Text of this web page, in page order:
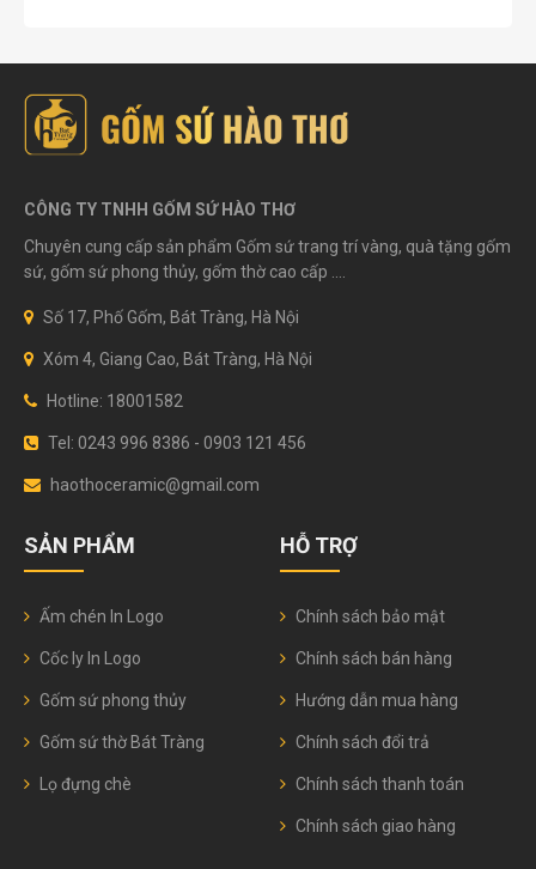
CÔNG TY TNHH GỐM SỨ HÀO THƠ
Chuyên cung cấp sản phẩm Gốm sứ trang trí vàng, quà tặng gốm
sứ, gốm sứ phong thủy, gốm thờ cao cấp ....
Số 17, Phố Gốm, Bát Tràng, Hà Nội
Xóm 4, Giang Cao, Bát Tràng, Hà Nội
Hotline: 18001582
Tel: 0243 996 8386 - 0903 121 456
haothoceramic@gmail.com
SẢN PHẨM
Ấm chén In Logo
Cốc ly In Logo
Gốm sứ phong thủy
Gốm sứ thờ Bát Tràng
Lọ đựng chè
HỖ TRỢ
Chính sách bảo mật
Chính sách bán hàng
Hướng dẫn mua hàng
Chính sách đổi trả
Chính sách thanh toán
Chính sách giao hàng